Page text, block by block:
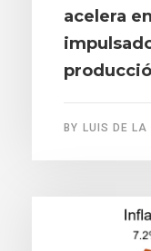
acelera
BY LUIS DE LA